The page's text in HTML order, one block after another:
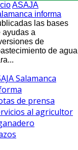
ASAJA
informa
las bases
ayudas a
de
de agua
Salamanca
de prensa
al agricultor